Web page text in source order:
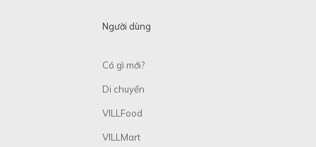
Người dùng
Có gì mới?
Di chuyển
VILLFood
VILLMart